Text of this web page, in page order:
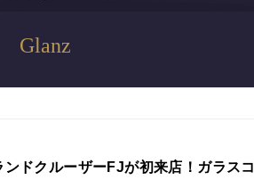
Glanz
ンドクルーザーFJが初来店！ガラスコ